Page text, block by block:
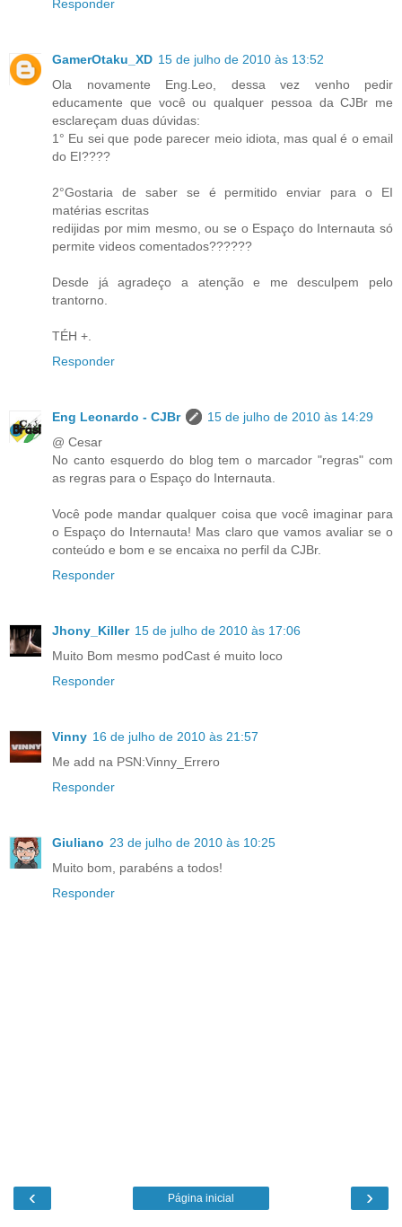
Responder
GamerOtaku_XD 15 de julho de 2010 às 13:52
Ola novamente Eng.Leo, dessa vez venho pedir
educamente que você ou qualquer pessoa da CJBr me
esclareçam duas dúvidas:
1° Eu sei que pode parecer meio idiota, mas qual é o email
do EI????
2°Gostaria de saber se é permitido enviar para o EI
matérias escritas
redijidas por mim mesmo, ou se o Espaço do Internauta só
permite videos comentados??????
Desde já agradeço a atenção e me desculpem pelo
trantorno.
TÉH +.
Responder
Eng Leonardo - CJBr
15 de julho de 2010 às 14:29
@ Cesar
No canto esquerdo do blog tem o marcador "regras" com
as regras para o Espaço do Internauta.
Você pode mandar qualquer coisa que você imaginar para
o Espaço do Internauta! Mas claro que vamos avaliar se o
conteúdo e bom e se encaixa no perfil da CJBr.
Responder
Jhony_Killer 15 de julho de 2010 às 17:06
Muito Bom mesmo podCast é muito loco
Responder
Vinny 16 de julho de 2010 às 21:57
Me add na PSN:Vinny_Errero
Responder
Giuliano 23 de julho de 2010 às 10:25
Muito bom, parabéns a todos!
Responder
‹ ›
Página inicial